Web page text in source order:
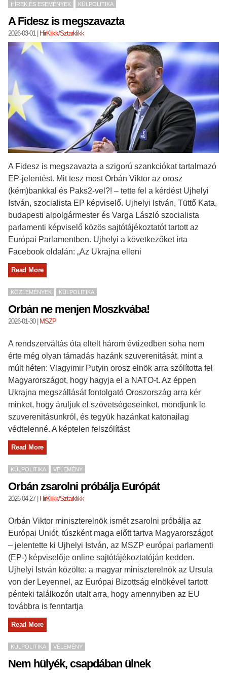
HÍREK ÉS ESEMÉNYEK KÜLPOLITIKA
A Fidesz is megszavazta
2026-03-01 | HirKlikk/Sztarklikk
A Fidesz is megszavazta a szigorú szankciókat tartalmazó
EP-jelentést. Mit tesz most Orbán Viktor az orosz
(kém)bankkal és Paks2-vel?! – tette fel a kérdést Ujhelyi
István, szocialista EP képviselő. Ujhelyi István, Tüttő Kata,
budapesti alpolgármester és Varga László szocialista
parlamenti képviselő közös sajtótájékoztatót tartott az
Európai Parlamentben. Ujhelyi a következőket írta
Facebook oldalán: „Az Ukrajna elleni
Read More
KÖZLEMÉNYEK KÜLPOLITIKA
Orbán ne menjen Moszkvába!
2026-01-30| MSZP
A rendszerváltás óta eltelt három évtizedben soha nem
érte még olyan támadás hazánk szuverenitását, mint a
múlt héten: Vlagyimir Putyin orosz elnök arra szólította fel
Magyarországot, hogy hagyja el a NATO-t. Az éppen
Ukrajna megszállását fontolgató Oroszország arra kér
minket, hogy áruljuk el szövetségeseinket, mondjunk le
szuverenitásunkról, és tegyük hazánkat katonailag
védtelenné. A képtelen felszólítást
Read More
KÜLPOLITIKA VÉLEMÉNY
Orbán zsarolni próbálja Európát
2026-04-27| HirKlikk/Sztarklikk
Orbán Viktor miniszterelnök ismét zsarolni próbálja az
Európai Uniót, túszként maga előtt tartva Magyarországot
– jelentette ki Ujhelyi István, az MSZP európai parlamenti
(EP-) képviselője online sajtótájékoztatóján kedden.
Ujhelyi István közölte: a magyar miniszterelnök az Ursula
von der Leyennel, az Európai Bizottság elnökével tartott
pénteki találkozón utalt arra, hogy amennyiben az EU
továbbra is fenntartja
Read More
KÜLPOLITIKA VÉLEMÉNY
Nem hülyék, csapdában ülnek